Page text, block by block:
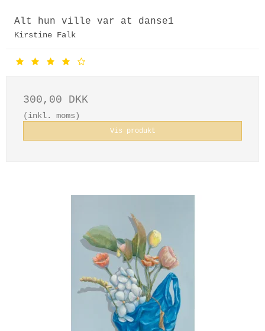
Alt hun ville var at danse1
Kirstine Falk
300,00 DKK
(inkl. moms)
Vis produkt